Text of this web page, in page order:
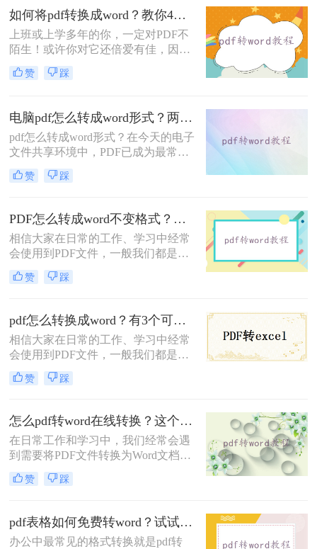
PDF文件进行编辑或修改，这时候就
需要将其转换为可编辑的Word文档。
如何将pdf转换成word？教你4个方法！
上班或上学多年的你，一定对PDF不
陌生！或许你对它还倍爱有佳，因为
不管在哪它都能保留住你设置好的文
档格式！不过，有时候你对它可能也
经常遇到重重阻碍...但，若是PDF能
随时转成Word文档，这种障碍也就不
存在啦，它依旧是你的宠儿~
赞 踩
电脑pdf怎么转成word形式？两种方法教你转换！
pdf怎么转成word形式？在今天的电子
文件共享环境中，PDF已成为最常用
的文件类型之一。PDF 文件格式可在
所有电子设备上显示，而不会影响其
文件格式，但在某些情况下，用户可
能需要转换为其他格式，例如
Microsoft Word 格式。那么电脑pdf怎
么转成word形式呢？下面这2个方法
相信有些朋友可以用得上。
赞 踩
PDF怎么转成word不变格式？试试这三种方法吧！
相信大家在日常的工作、学习中经常
会使用到PDF文件，一般我们都是用
它来传输或者是保存文件的，非常方
便。但是有一点让很多小伙伴感到很
多人会选择把pdf文件转换成word文
档，这样就可以随意编辑了。那么
PDF怎么转成word不变格式呢？今天
给大家分享3种方法。
赞 踩
pdf怎么转换成word？有3个可行的转换方法！
相信大家在日常的工作、学习中经常
会使用到PDF文件，一般我们都是用
它来传输或者是保存文件的，非常方
便。但是有一点让很多小伙伴感到很
多人会选择把pdf文件转换成word文
档，这样就可以随意编辑了。那么pdf
怎么转换成word呢？今天给大家分享
三种方法。
赞 踩
怎么pdf转word在线转换？这个网站一键搞定！
在日常工作和学习中，我们经常会遇
到需要将PDF文件转换为Word文档的
情况。然而，由于PDF和Word是两种
不同的文件格式，直接进行转换并不
赞 踩
pdf表格如何免费转word？试试这些方法！
办公中最常见的格式转换就是pdf转